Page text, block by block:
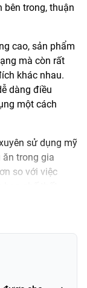
trong, thuận
cao, sản phẩm
mà còn rất
khác nhau.
dàng điều
một cách
sử dụng mỹ
trong gia
so với việc
dài.
sương